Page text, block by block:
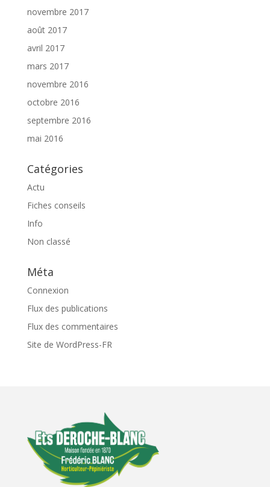
novembre 2017
août 2017
avril 2017
mars 2017
novembre 2016
octobre 2016
septembre 2016
mai 2016
Catégories
Actu
Fiches conseils
Info
Non classé
Méta
Connexion
Flux des publications
Flux des commentaires
Site de WordPress-FR